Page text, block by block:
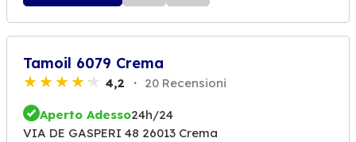
Tamoil 6079 Crema
4,2 20 Recensioni
Aperto Adesso24h/24
VIA DE GASPERI 48 26013 Crema